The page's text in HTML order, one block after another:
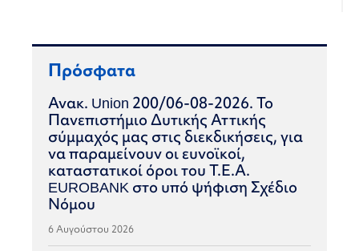
Πρόσφατα
Ανακ. Union 200/06-08-2026. Το
Πανεπιστήμιο Δυτικής Αττικής
σύμμαχός μας στις διεκδικήσεις, για
να παραμείνουν οι ευνοϊκοί,
καταστατικοί όροι του Τ.Ε.Α.
EUROBANK στο υπό ψήφιση Σχέδιο
Νόμου
6 Αυγούστου 2026